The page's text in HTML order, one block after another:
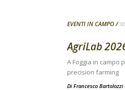
EVENTI IN CAMPO
AgriLab
A Foggia in campo
precision farming
Di Francesco Bartolozzi